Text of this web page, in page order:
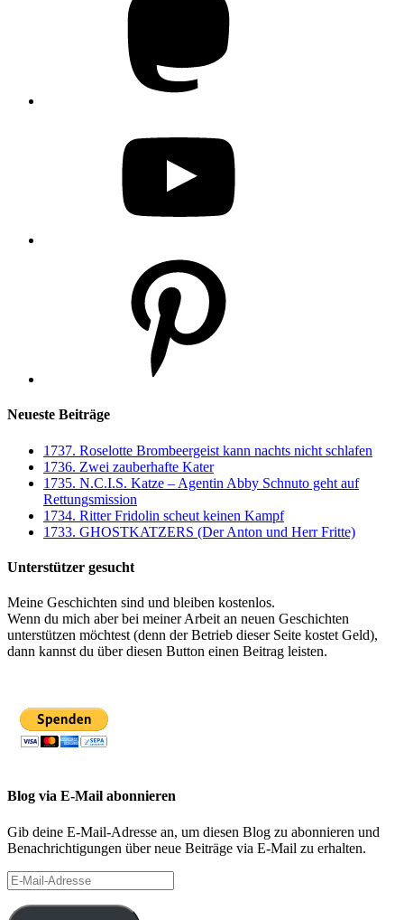
Neueste Beiträge
1737. Roselotte Brombeergeist kann nachts nicht schlafen
1736. Zwei zauberhafte Kater
1735. N.C.I.S. Katze – Agentin Abby Schnuto geht auf
Rettungsmission
1734. Ritter Fridolin scheut keinen Kampf
1733. GHOSTKATZERS (Der Anton und Herr Fritte)
Unterstützer gesucht
Meine Geschichten sind und bleiben kostenlos.
Wenn du mich aber bei meiner Arbeit an neuen Geschichten
unterstützen möchtest (denn der Betrieb dieser Seite kostet Geld),
dann kannst du über diesen Button einen Beitrag leisten.
Blog via E-Mail abonnieren
Gib deine E-Mail-Adresse an, um diesen Blog zu abonnieren und
Benachrichtigungen über neue Beiträge via E-Mail zu erhalten.
E-
Mail-
Adresse